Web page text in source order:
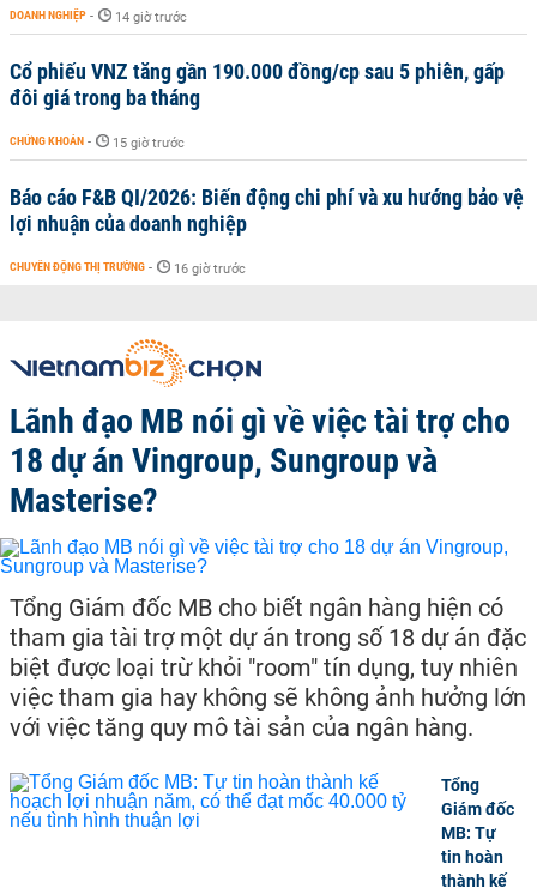
DOANH NGHIỆP - 14 giờ trước
Cổ phiếu VNZ tăng gần 190.000 đồng/cp sau 5 phiên, gấp
đôi giá trong ba tháng
CHỨNG KHOÁN - 15 giờ trước
Báo cáo F&B QI/2026: Biến động chi phí và xu hướng bảo vệ
lợi nhuận của doanh nghiệp
CHUYỂN ĐỘNG THỊ TRƯỜNG - 16 giờ trước
Lãnh đạo MB nói gì về việc tài trợ cho
18 dự án Vingroup, Sungroup và
Masterise?
Tổng Giám đốc MB cho biết ngân hàng hiện có
tham gia tài trợ một dự án trong số 18 dự án đặc
biệt được loại trừ khỏi "room" tín dụng, tuy nhiên
việc tham gia hay không sẽ không ảnh hưởng lớn
với việc tăng quy mô tài sản của ngân hàng.
Tổng
Giám đốc
MB: Tự
tin hoàn
thành kế